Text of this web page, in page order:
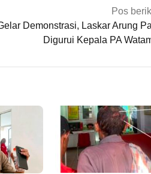
Pos
Demonstrasi, Laskar Arung
Digurui Kepala PA